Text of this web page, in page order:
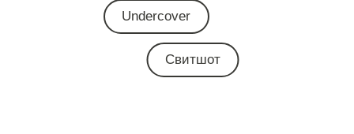
Undercover
Свитшот